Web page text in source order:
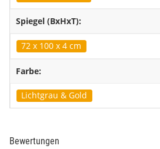
Spiegel (BxHxT):
72 x 100 x 4 cm
Farbe:
Lichtgrau & Gold
Bewertungen